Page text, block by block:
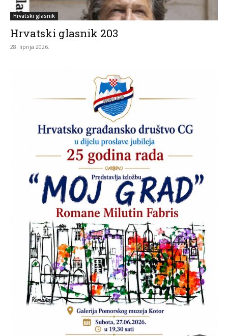
Hrvatski glasnik
Hrvatski glasnik 203
28. lipnja 2026.